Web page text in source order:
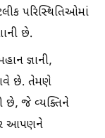
પરિસ્થિતિઓમાં
છે.
જ્ઞાની,
આવે છે. તેમણે
છે, જે વ્યક્તિને
આપણને